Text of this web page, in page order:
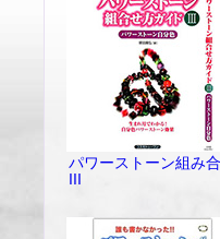
パワーストーン組み
III